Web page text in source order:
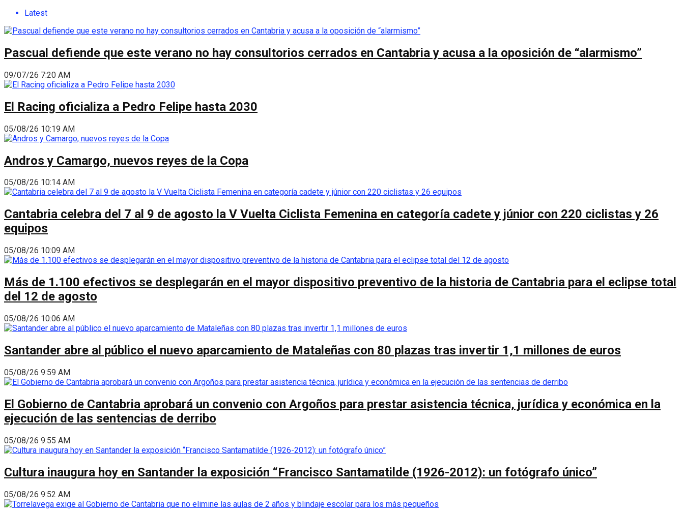
Latest
Pascual defiende que este verano no hay consultorios cerrados en Cantabria y acusa a la oposición de “alarmismo”
09/07/26 7:20 AM
El Racing oficializa a Pedro Felipe hasta 2030
05/08/26 10:19 AM
Andros y Camargo, nuevos reyes de la Copa
05/08/26 10:14 AM
Cantabria celebra del 7 al 9 de agosto la V Vuelta Ciclista Femenina en categoría cadete y júnior con 220 ciclistas y 26
equipos
05/08/26 10:09 AM
Más de 1.100 efectivos se desplegarán en el mayor dispositivo preventivo de la historia de Cantabria para el eclipse total
del 12 de agosto
05/08/26 10:06 AM
Santander abre al público el nuevo aparcamiento de Mataleñas con 80 plazas tras invertir 1,1 millones de euros
05/08/26 9:59 AM
El Gobierno de Cantabria aprobará un convenio con Argoños para prestar asistencia técnica, jurídica y económica en la
ejecución de las sentencias de derribo
05/08/26 9:55 AM
Cultura inaugura hoy en Santander la exposición “Francisco Santamatilde (1926-2012): un fotógrafo único”
05/08/26 9:52 AM